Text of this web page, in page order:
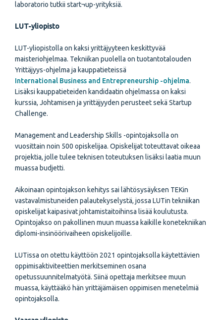
laboratorio tutkii start¬up-yrityksiä.
LUT-yliopisto
LUT-yliopistolla on kaksi yrittäjyyteen keskittyvää
maisteriohjelmaa. Tekniikan puolella on tuotantotalouden
Yrittäjyys-ohjelma ja kauppatieteissä
International Business and Entrepreneurship -ohjelma.
Lisäksi kauppatieteiden kandidaatin ohjelmassa on kaksi
kurssia, Johtamisen ja yrittäjyyden perusteet sekä Startup
Challenge.
Management and Leadership Skills -opintojaksolla on
vuosittain noin 500 opiskelijaa. Opiskelijat toteuttavat oikeaa
projektia, jolle tulee teknisen toteutuksen lisäksi laatia muun
muassa budjetti.
Aikoinaan opintojakson kehitys sai lähtösysäyksen TEKin
vastavalmistuneiden palautekyselystä, jossa LUTin tekniikan
opiskelijat kaipasivat johtamistaitoihinsa lisää koulutusta.
Opintojakso on pakollinen muun muassa kaikille konetekniikan
diplomi-insinöörivaiheen opiskelijoille.
LUTissa on otettu käyttöön 2021 opintojaksolla käytettävien
oppimisaktiviteettien merkitseminen osana
opetussuunnitelmatyötä. Siinä opettaja merkitsee muun
muassa, käyttääkö hän yrittäjämäisen oppimisen menetelmiä
opintojaksolla.